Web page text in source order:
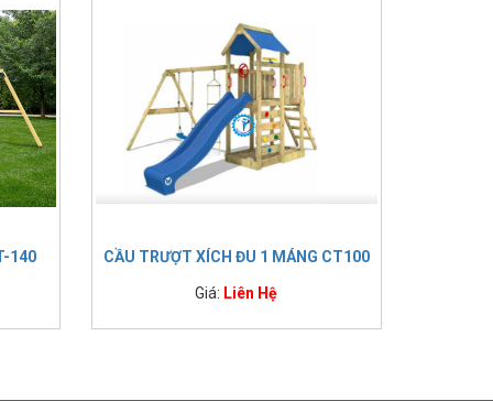
140 CẦU TRƯỢT XÍCH ĐU 1 MÁNG CT100
Giá: Liên Hệ